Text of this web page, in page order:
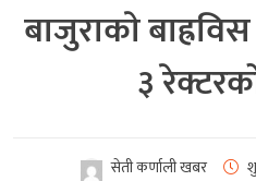
बाजुराकाे
३
सेती कर्णाली खबर